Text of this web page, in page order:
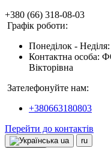
+380 (66) 318-08-03
Графік роботи:
Понеділок -
Контактна особа:
Вікторівна
Зателефонуйте нам:
+380663180803
Перейти до контактів
ua
ru